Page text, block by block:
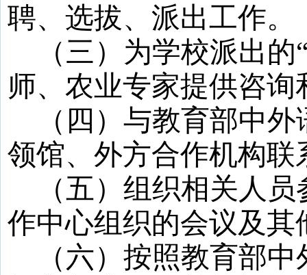
聘、选拔、派出工作。
（三）为学校派出的
师、农业专家提供咨询
（四）与教育部中
领馆、外方合作机构联
（五）组织相关人
作中心组织的会议及其
（六）按照教育部